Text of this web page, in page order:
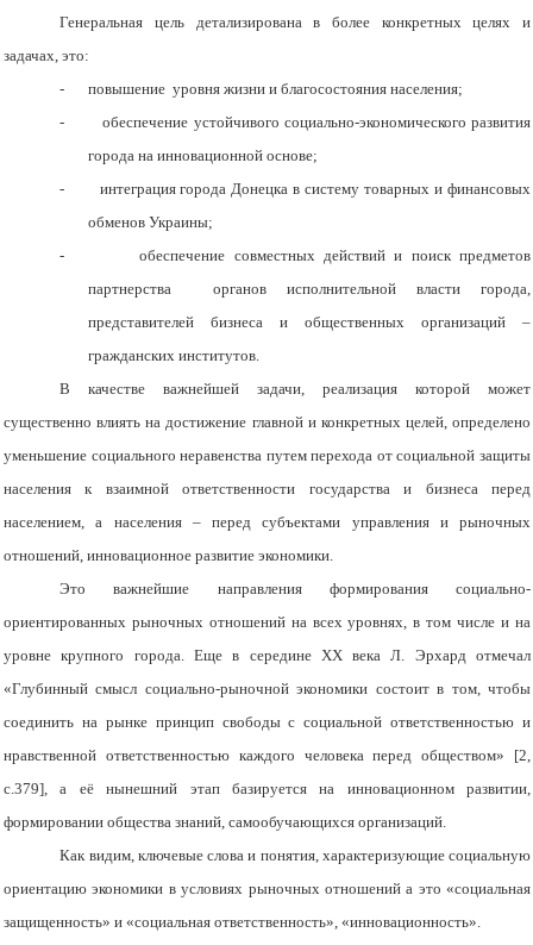
Генеральная цель детализирована в более конкретных целях и
задачах, это:
-
повышение уровня жизни и благосостояния населения;
-
обеспечение устойчивого социально-экономического развития
города на инновационной основе;
-
интеграция города Донецка в систему товарных и финансовых
обменов Украины;
-
обеспечение совместных действий и поиск предметов
партнерства органов исполнительной власти города,
представителей бизнеса и общественных организаций –
гражданских институтов.
В качестве важнейшей задачи, реализация которой может
существенно влиять на достижение главной и конкретных целей, определено
уменьшение социального неравенства путем перехода от социальной защиты
населения к взаимной ответственности государства и бизнеса перед
населением, а населения – перед субъектами управления и рыночных
отношений, инновационное развитие экономики.
Это важнейшие направления формирования социально-
ориентированных рыночных отношений на всех уровнях, в том числе и на
уровне крупного города. Еще в середине ХХ века Л. Эрхард отмечал
«Глубинный смысл социально-рыночной экономики состоит в том, чтобы
соединить на рынке принцип свободы с социальной ответственностью и
нравственной ответственностью каждого человека перед обществом» [2,
с.379], а её нынешний этап базируется на инновационном развитии,
формировании общества знаний, самообучающихся организаций.
Как видим, ключевые слова и понятия, характеризующие социальную
ориентацию экономики в условиях рыночных отношений а это «социальная
защищенность» и «социальная ответственность», «инновационность».